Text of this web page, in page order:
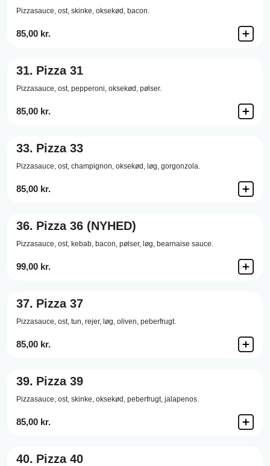
Pizzasauce, ost, skinke, oksekød, bacon.
85,00 kr.
31. Pizza 31
Pizzasauce, ost, pepperoni, oksekød, pølser.
85,00 kr.
33. Pizza 33
Pizzasauce, ost, champignon, oksekød, løg, gorgonzola.
85,00 kr.
36. Pizza 36 (NYHED)
Pizzasauce, ost, kebab, bacon, pølser, løg, bearnaise sauce.
99,00 kr.
37. Pizza 37
Pizzasauce, ost, tun, rejer, løg, oliven, peberfrugt.
85,00 kr.
39. Pizza 39
Pizzasauce, ost, skinke, oksekød, peberfrugt, jalapenos.
85,00 kr.
40. Pizza 40